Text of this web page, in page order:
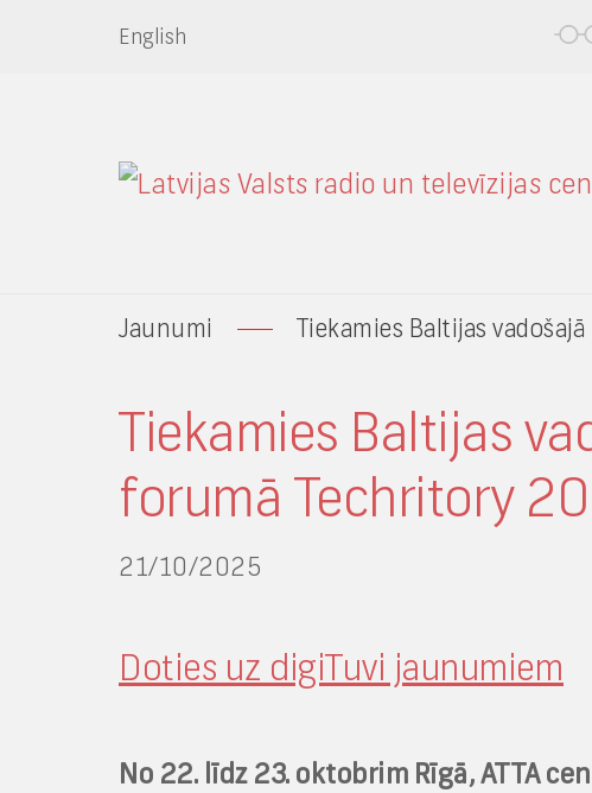
English
Jaunumi Tiekamies Baltijas
Tiekamies Baltijas
forumā Techritory
21/10/2025
Doties uz digiTuvi jaunumiem
No 22. līdz 23. oktobrim Rīgā, ATTA